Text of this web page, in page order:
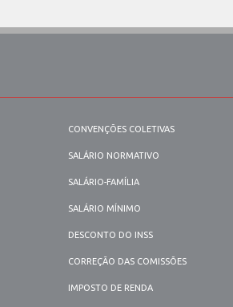
CONVENÇÕES COLETIVAS
SALÁRIO NORMATIVO
SALÁRIO-FAMÍLIA
SALÁRIO MÍNIMO
DESCONTO DO INSS
CORREÇÃO DAS COMISSÕES
IMPOSTO DE RENDA